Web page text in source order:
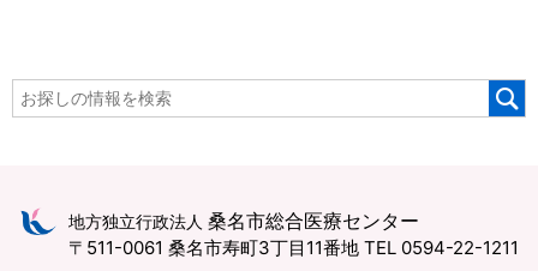
地方独立行政法人 桑名市総合医療センター
〒511-0061 桑名市寿町3丁目11番地 TEL 0594-22-1211